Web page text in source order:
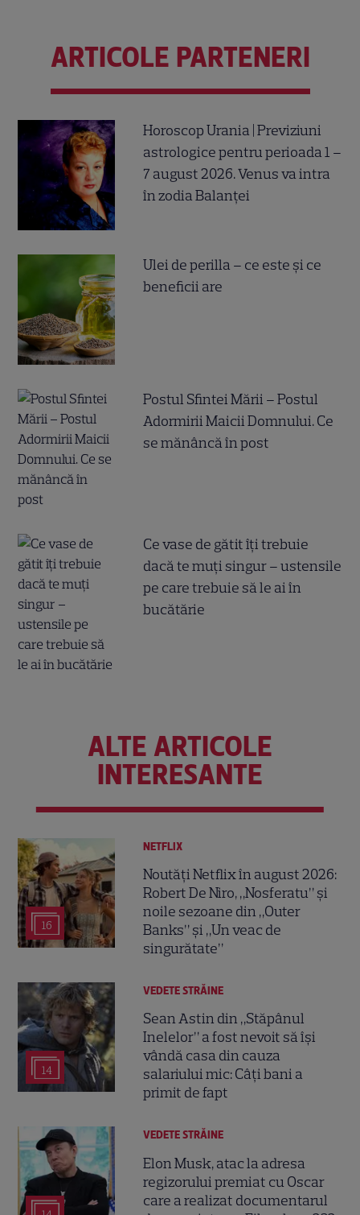
ARTICOLE PARTENERI
Horoscop Urania | Previziuni
astrologice pentru perioada 1 –
7 august 2026. Venus va intra
în zodia Balanței
Ulei de perilla – ce este și ce
beneficii are
Postul Sfintei Mării – Postul
Adormirii Maicii Domnului. Ce
se mănâncă în post
Ce vase de gătit îți trebuie
dacă te muți singur – ustensile
pe care trebuie să le ai în
bucătărie
ALTE ARTICOLE
INTERESANTE
16
NETFLIX
Noutăți Netflix în august 2026:
Robert De Niro, „Nosferatu” și
noile sezoane din „Outer
Banks” și „Un veac de
singurătate”
14
VEDETE STRĂINE
Sean Astin din „Stăpânul
Inelelor” a fost nevoit să își
vândă casa din cauza
salariului mic: Câți bani a
primit de fapt
VEDETE STRĂINE
Elon Musk, atac la adresa
regizorului premiat cu Oscar
care a realizat documentarul